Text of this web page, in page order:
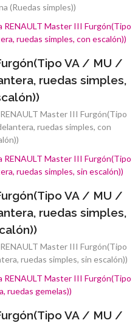
(Ruedas simples))
VA / MU /
ruedas simples,
Master III Furgón(Tipo
ruedas simples, con
VA / MU /
ruedas simples,
Master III Furgón(Tipo
ruedas simples, sin escalón))
VA / MU /